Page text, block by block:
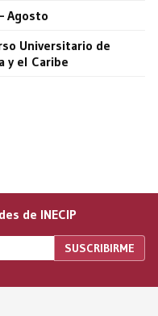
Agosto
Universitario de
y el Caribe
de INECIP